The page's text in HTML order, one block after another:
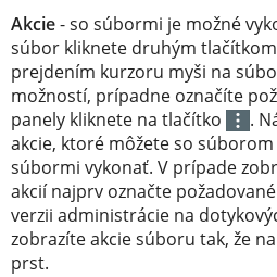
Akcie- so súbormi je možné
súbor kliknete druhým
prejdením kurzoru myši na
možností, prípadne označíte
panely kliknete na tlačítko
.
akcie, ktoré môžete so
súbormi vykonať. V prípade
akcií najprv označte
verzii administrácie na
zobrazíte akcie súboru tak, že
prst.